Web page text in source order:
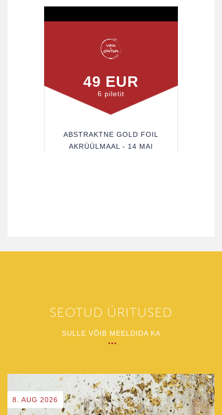
49 EUR
6 piletit
ABSTRAKTNE GOLD FOIL
AKRÜÜLMAAL - 14 MAI
SEOTUD ÜRITUSED
SULLE VÕIB MEELDIDA KA
8. AUG 2026